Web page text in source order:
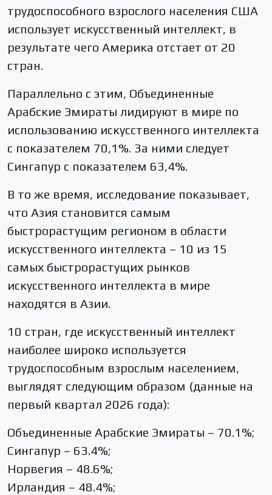
трудоспособного взрослого населения США
использует искусственный интеллект, в
результате чего Америка отстает от 20
стран.
Параллельно с этим, Объединенные
Арабские Эмираты лидируют в мире по
использованию искусственного интеллекта
с показателем 70,1%. За ними следует
Сингапур с показателем 63,4%.
В то же время, исследование показывает,
что Азия становится самым
быстрорастущим регионом в области
искусственного интеллекта – 10 из 15
самых быстрорастущих рынков
искусственного интеллекта в мире
находятся в Азии.
10 стран, где искусственный интеллект
наиболее широко используется
трудоспособным взрослым населением,
выглядят следующим образом (данные на
первый квартал 2026 года):
Объединенные Арабские Эмираты – 70.1%;
Сингапур – 63.4%;
Норвегия – 48.6%;
Ирландия – 48.4%;